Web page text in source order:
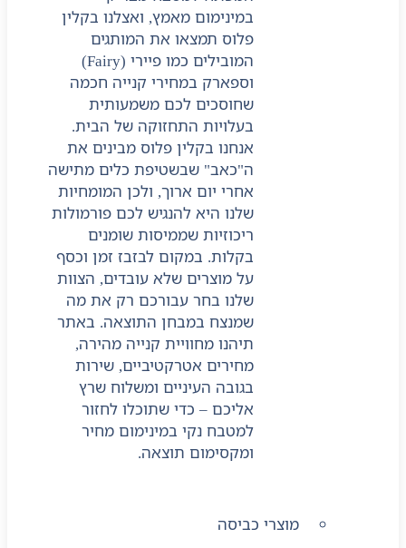
במינימום מאמץ, ואצלנו בקלין
פלוס תמצאו את המותגים
המובילים כמו פיירי (Fairy)
וספארק במחירי קנייה חכמה
שחוסכים לכם משמעותית
בעלויות התחזוקה של הבית.
אנחנו בקלין פלוס מבינים את
ה"כאב" שבשטיפת כלים מתישה
אחרי יום ארוך, ולכן המומחיות
שלנו היא להנגיש לכם פורמולות
ריכוזיות שממיסות שומנים
בקלות. במקום לבזבז זמן וכסף
על מוצרים שלא עובדים, הצוות
שלנו בחר עבורכם רק את מה
שמנצח במבחן התוצאה. באתר
תיהנו מחוויית קנייה מהירה,
מחירים אטרקטיביים, שירות
בגובה העיניים ומשלוח שרץ
אליכם – כדי שתוכלו לחזור
למטבח נקי במינימום מחיר
ומקסימום תוצאה.
מוצרי כביסה